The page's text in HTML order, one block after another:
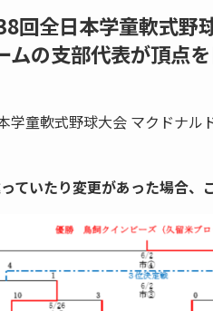
全日本学童軟式野
ムの支部代表が頂点を
童軟式野球大会 マクドナ
ていたり変更があった場合、